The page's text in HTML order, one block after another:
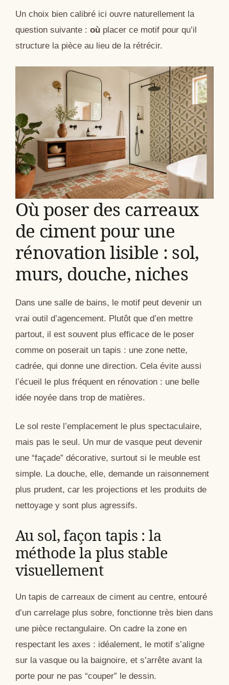
Un choix bien calibré ici ouvre naturellement la
question suivante : où placer ce motif pour qu’il
structure la pièce au lieu de la rétrécir.
Où poser des carreaux
de ciment pour une
rénovation lisible : sol,
murs, douche, niches
Dans une salle de bains, le motif peut devenir un
vrai outil d’agencement. Plutôt que d’en mettre
partout, il est souvent plus efficace de le poser
comme on poserait un tapis : une zone nette,
cadrée, qui donne une direction. Cela évite aussi
l’écueil le plus fréquent en rénovation : une belle
idée noyée dans trop de matières.
Le sol reste l’emplacement le plus spectaculaire,
mais pas le seul. Un mur de vasque peut devenir
une “façade” décorative, surtout si le meuble est
simple. La douche, elle, demande un raisonnement
plus prudent, car les projections et les produits de
nettoyage y sont plus agressifs.
Au sol, façon tapis : la
méthode la plus stable
visuellement
Un tapis de carreaux de ciment au centre, entouré
d’un carrelage plus sobre, fonctionne très bien dans
une pièce rectangulaire. On cadre la zone en
respectant les axes : idéalement, le motif s’aligne
sur la vasque ou la baignoire, et s’arrête avant la
porte pour ne pas “couper” le dessin.